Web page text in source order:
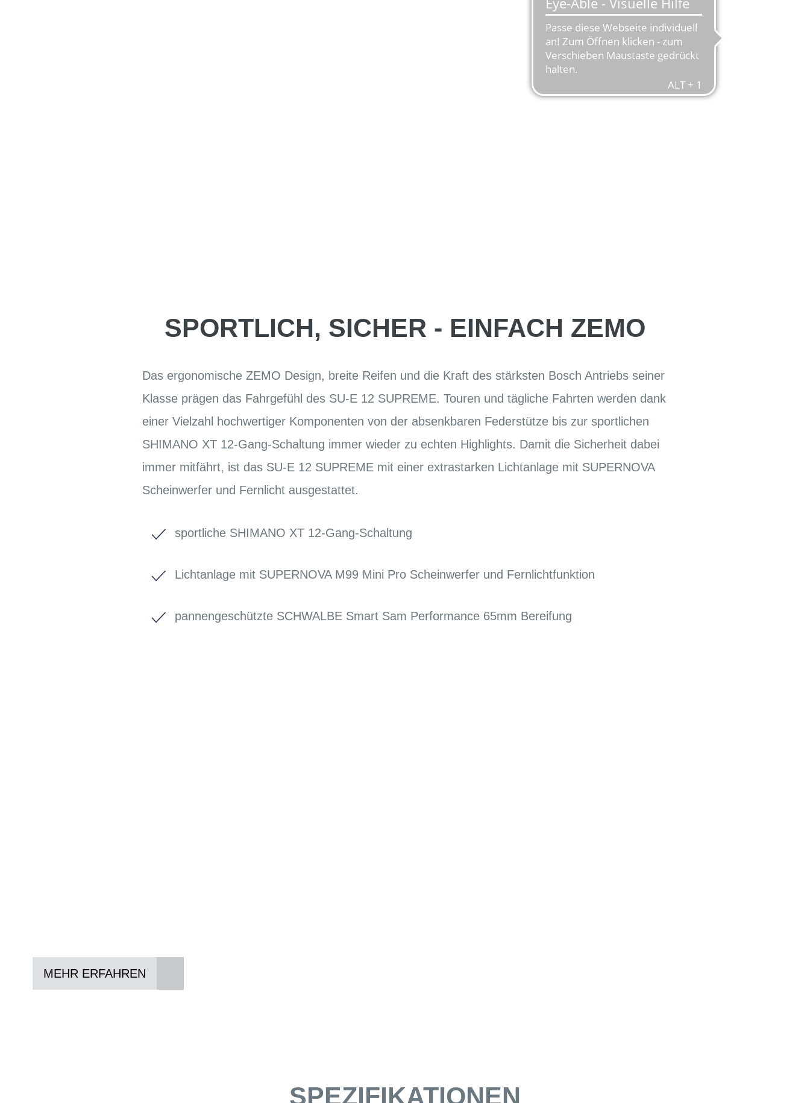
SPORTLICH, SICHER - EINFACH ZEMO
Das ergonomische ZEMO Design, breite Reifen und die Kraft des stärksten Bosch Antriebs seiner
Klasse prägen das Fahrgefühl des SU-E 12 SUPREME. Touren und tägliche Fahrten werden dank
einer Vielzahl hochwertiger Komponenten von der absenkbaren Federstütze bis zur sportlichen
SHIMANO XT 12-Gang-Schaltung immer wieder zu echten Highlights. Damit die Sicherheit dabei
immer mitfährt, ist das SU-E 12 SUPREME mit einer extrastarken Lichtanlage mit SUPERNOVA
Scheinwerfer und Fernlicht ausgestattet.
sportliche SHIMANO XT 12-Gang-Schaltung
Lichtanlage mit SUPERNOVA M99 Mini Pro Scheinwerfer und Fernlichtfunktion
pannengeschützte SCHWALBE Smart Sam Performance 65mm Bereifung
MEHR ERFAHREN
SPEZIFIKATIONEN